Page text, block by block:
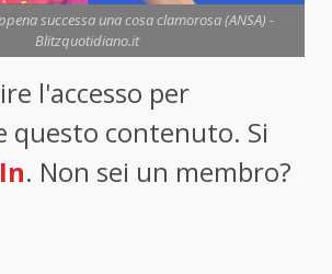
successa una cosa clamorosa (ANSA) -
Blitzquotidiano.it
l'accesso per
questo contenuto. Si
. Non sei un membro?